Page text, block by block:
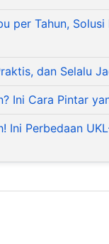
per Tahun,
dan Selalu
Ini Cara Pintar
Ini Perbedaan